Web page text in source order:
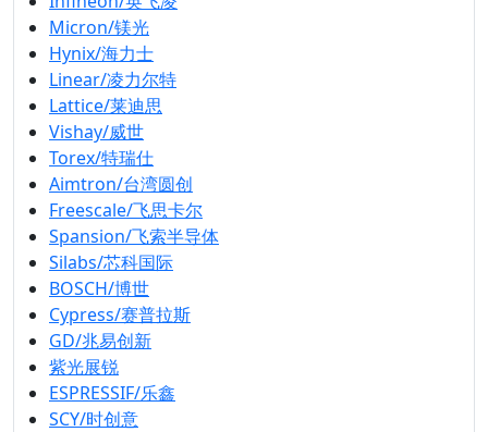
Micron/镁光
Hynix/海力士
Linear/凌力尔特
Lattice/莱迪思
Vishay/威世
Torex/特瑞仕
Aimtron/台湾圆创
Freescale/飞思卡尔
Spansion/飞索半导体
Silabs/芯科国际
BOSCH/博世
Cypress/赛普拉斯
GD/兆易创新
紫光展锐
ESPRESSIF/乐鑫
SCY/时创意